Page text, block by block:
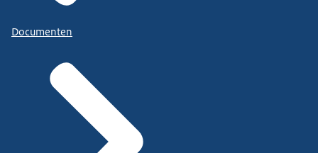
Documenten